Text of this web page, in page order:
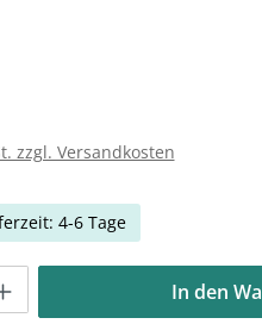
zzgl. Versandkosten
4-6 Tage
In den